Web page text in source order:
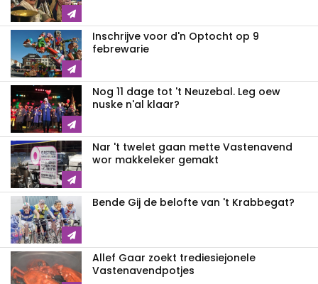
Inschrijve voor d'n Optocht op 9
febrewarie
Nog 11 dage tot 't Neuzebal. Leg oew
nuske n'al klaar?
Nar 't twelet gaan mette Vastenavend
wor makkeleker gemakt
Bende Gij de belofte van 't Krabbegat?
Allef Gaar zoekt trediesiejonele
Vastenavendpotjes